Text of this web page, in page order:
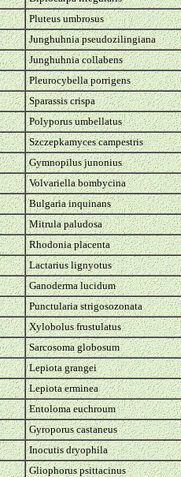
Pluteus umbrosus
Junghuhnia pseudozilingiana
Junghuhnia collabens
Pleurocybella porrigens
Sparassis crispa
Polyporus umbellatus
Szczepkamyces campestris
Gymnopilus junonius
Volvariella bombycina
Bulgaria inquinans
Mitrula paludosa
Rhodonia placenta
Lactarius lignyotus
Ganoderma lucidum
Punctularia strigosozonata
Xylobolus frustulatus
Sarcosoma globosum
Lepiota grangei
Lepiota erminea
Entoloma euchroum
Gyroporus castaneus
Inocutis dryophila
Gliophorus psittacinus